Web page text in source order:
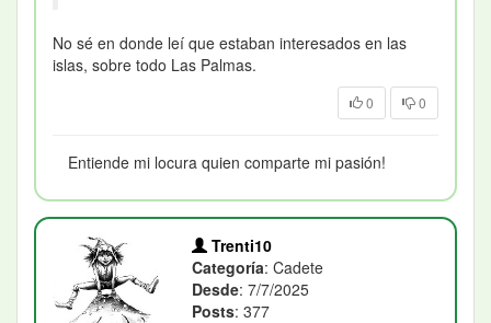
No sé en donde leí que estaban interesados en las
islas, sobre todo Las Palmas.
0 0
Entiende mi locura quien comparte mi pasión!
Trenti10
Categoría: Cadete
Desde: 7/7/2025
Posts: 377